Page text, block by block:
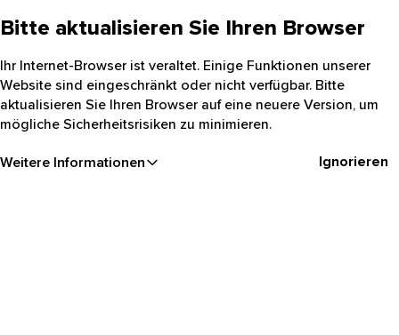
Bitte aktualisieren Sie Ihren Browser
Ihr Internet-Browser ist veraltet. Einige Funktionen unserer
Website sind eingeschränkt oder nicht verfügbar. Bitte
aktualisieren Sie Ihren Browser auf eine neuere Version, um
mögliche Sicherheitsrisiken zu minimieren.
Weitere Informationen Ignorieren